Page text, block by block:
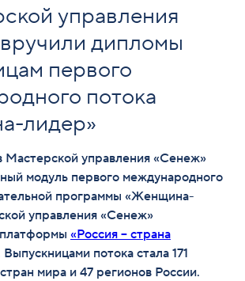
управления
дипломы
первого
потока
лидер»
Мастерской управления «Сенеж»
модуль первого международного
программы «Женщина-
управления «Сенеж»
«Россия – страна
Выпускницами потока стала 171
мира и 47 регионов России.